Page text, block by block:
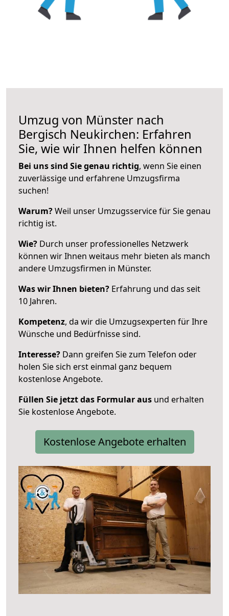
Umzug von Münster nach
Bergisch Neukirchen: Erfahren
Sie, wie wir Ihnen helfen können
Bei uns sind Sie genau richtig, wenn Sie einen
zuverlässige und erfahrene Umzugsfirma
suchen!
Warum?Weil unser Umzugsservice für Sie genau
richtig ist.
Wie? Durch unser professionelles Netzwerk
können wir Ihnen weitaus mehr bieten als manch
andere Umzugsfirmen in Münster.
Was wir Ihnen bieten? Erfahrung und das seit
10 Jahren.
Kompetenz, da wir die Umzugsexperten für Ihre
Wünsche und Bedürfnisse sind.
Interesse? Dann greifen Sie zum Telefon oder
holen Sie sich erst einmal ganz bequem
kostenlose Angebote.
Füllen Sie jetzt das Formular aus und erhalten
Sie kostenlose Angebote.
Kostenlose Angebote erhalten